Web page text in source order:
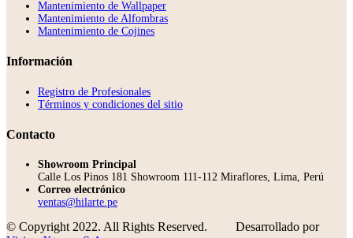
Mantenimiento de Wallpaper
Mantenimiento de Alfombras
Mantenimiento de Cojines
Información
Registro de Profesionales
Términos y condiciones del sitio
Contacto
Showroom Principal
Calle Los Pinos 181 Showroom 111-112 Miraflores, Lima, Perú
Correo electrónico
ventas@hilarte.pe
© Copyright 2022. All Rights Reserved.
Desarrollado por